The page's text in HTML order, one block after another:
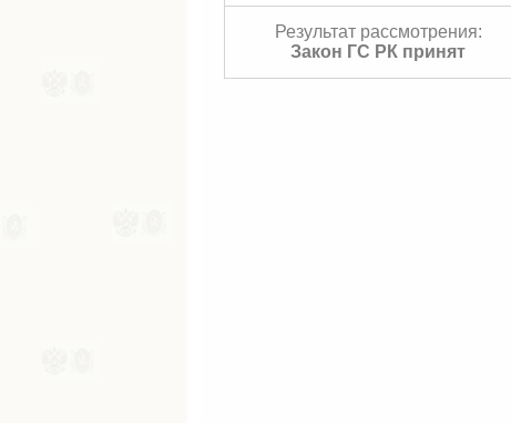
Результат рассмотрения:
Закон ГС РК принят